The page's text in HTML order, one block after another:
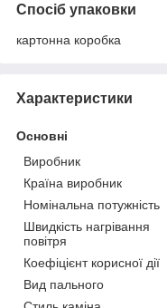
Спосіб упаковки
картонна коробка
Характеристики
Основні
Виробник
Країна виробник
Номінальна потужність
Швидкість нагрівання
повітря
Коефіцієнт корисної дії
Вид пального